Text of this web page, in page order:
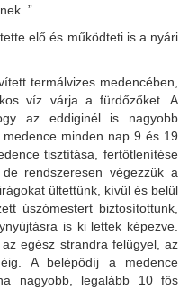
”
elő és működteti is a nyári
termálvizes medencében,
víz várja a fürdőzőket. A
az eddiginél is nagyobb
minden nap 9 és 19
tisztítása, fertőtlenítése
rendszeresen végezzük a
ültettünk, kívül és belül
úszómestert biztosítottunk,
is ki lettek képezve.
egész strandra felügyel, az
A belépődíj a medence
nagyobb, legalább 10 fős